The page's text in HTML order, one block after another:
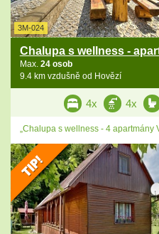
3M-024
Chalupa s wellness -
Max. 24 osob
9.4 km vzdušně od Hovězí
4x 4x
„Chalupa s wellness - 4 apartmány